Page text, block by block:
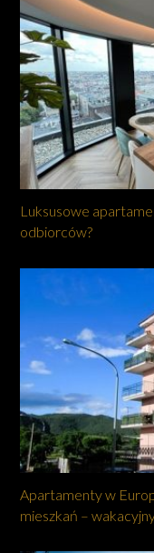
Luksusowe
odbiorców?
Apartamenty w
mieszkań –